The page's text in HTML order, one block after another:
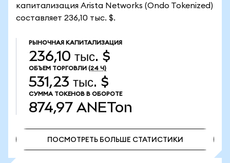
капитализация Arista Networks (Ondo Tokenized)
составляет 236,10 тыс. $.
РЫНОЧНАЯ КАПИТАЛИЗАЦИЯ
236,10 тыс. $
ОБЪЕМ ТОРГОВЛИ (24 Ч)
531,23 тыс. $
СУММА ТОКЕНОВ В ОБОРОТЕ
874,97 ANETon
ПОСМОТРЕТЬ БОЛЬШЕ СТАТИСТИКИ